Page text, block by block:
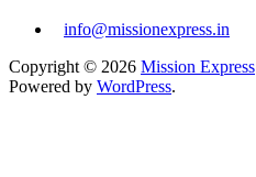
info@missionexpress.in
Copyright © 2026 Mission Express
Powered by WordPress.